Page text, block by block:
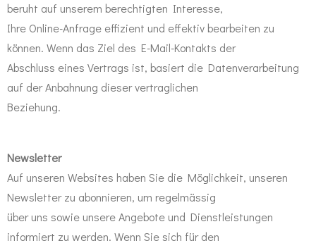
beruht auf unserem berechtigten Interesse,
Ihre Online-Anfrage effizient und effektiv bearbeiten zu
können. Wenn das Ziel des E-Mail-Kontakts der
Abschluss eines Vertrags ist, basiert die Datenverarbeitung
auf der Anbahnung dieser vertraglichen
Beziehung.
Newsletter
Auf unseren Websites haben Sie die Möglichkeit, unseren
Newsletter zu abonnieren, um regelmässig
über uns sowie unsere Angebote und Dienstleistungen
informiert zu werden. Wenn Sie sich für den